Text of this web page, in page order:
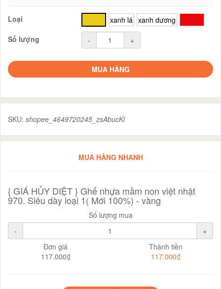
Loại xanh lá xanh dương
Số lượng
- +
MUA HÀNG
SKU: shopee_4649720245_zsAbucKi
MUA HÀNG NHANH
{ GIÁ HỦY DIỆT } Ghế nhựa mầm non việt nhật
970. Siêu dày loại 1( Mới 100%) - vàng
Số lượng mua
-
+
Đơn giá
117.000₫
Thành tiền
117.000₫